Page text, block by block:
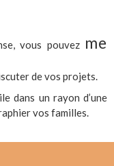
vous pouvez me
de vos projets.
dans un rayon d’une
vos familles.